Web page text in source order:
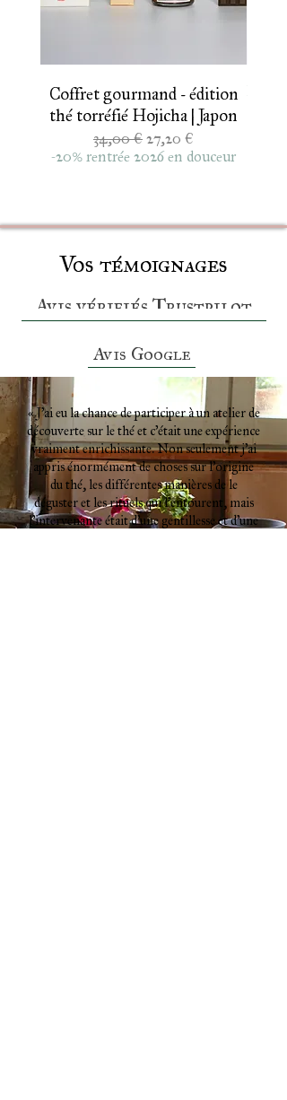
Coffret gourmand - édition
thé torréfié Hojicha | Japon
Prix original
34,00 € Prix promotionnel
27,20 €
-20% rentrée 2026 en douceur
Vos témoignages
Avis vérifiés Trustpilot
Avis Google
« J’ai eu la chance de participer à un atelier de
découverte sur le thé et c’était une expérience
vraiment enrichissante. Non seulement j’ai
appris énormément de choses sur l’origine
du thé, les différentes manières de le
déguster et les rituels qui l’entourent, mais
l’intervenante était d’une gentillesse et d’une